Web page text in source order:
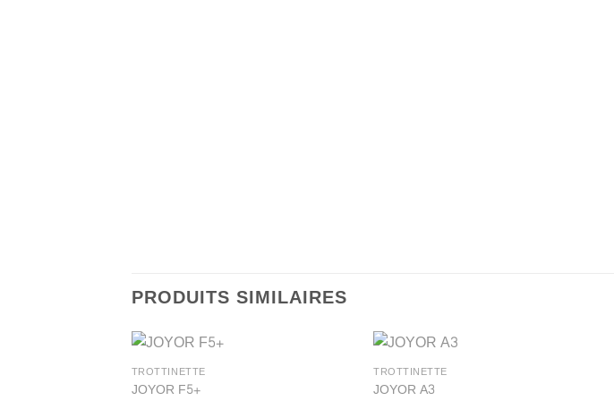
PRODUITS SIMILAIRES
TROTTINETTE
JOYOR F5+
TROTTINETTE
JOYOR A3